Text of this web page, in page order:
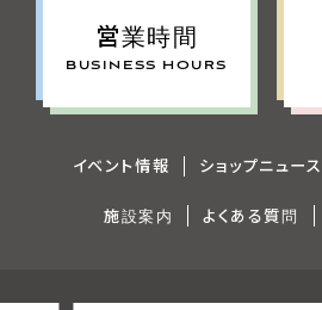
営業時間
BUSINESS HOURS
イベント情報 ショップニュース
施設案内 よくある質問